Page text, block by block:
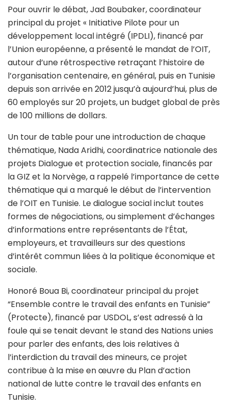
Pour ouvrir le débat, Jad Boubaker, coordinateur
principal du projet « Initiative Pilote pour un
développement local intégré (IPDLI), financé par
l’Union européenne, a présenté le mandat de l’OIT,
autour d’une rétrospective retraçant l’histoire de
l’organisation centenaire, en général, puis en Tunisie
depuis son arrivée en 2012 jusqu’à aujourd’hui, plus de
60 employés sur 20 projets, un budget global de près
de 100 millions de dollars.
Un tour de table pour une introduction de chaque
thématique, Nada Aridhi, coordinatrice nationale des
projets Dialogue et protection sociale, financés par
la GIZ et la Norvège, a rappelé l’importance de cette
thématique qui a marqué le début de l’intervention
de l’OIT en Tunisie. Le dialogue social inclut toutes
formes de négociations, ou simplement d’échanges
d’informations entre représentants de l’État,
employeurs, et travailleurs sur des questions
d’intérêt commun liées à la politique économique et
sociale.
Honoré Boua Bi, coordinateur principal du projet
“Ensemble contre le travail des enfants en Tunisie”
(Protecte), financé par USDOL, s’est adressé à la
foule qui se tenait devant le stand des Nations unies
pour parler des enfants, des lois relatives à
l’interdiction du travail des mineurs, ce projet
contribue à la mise en œuvre du Plan d’action
national de lutte contre le travail des enfants en
Tunisie.